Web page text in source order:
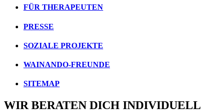
FÜR THERAPEUTEN
PRESSE
SOZIALE PROJEKTE
WAINANDO-FREUNDE
SITEMAP
WIR BERATEN DICH INDIVIDUELL